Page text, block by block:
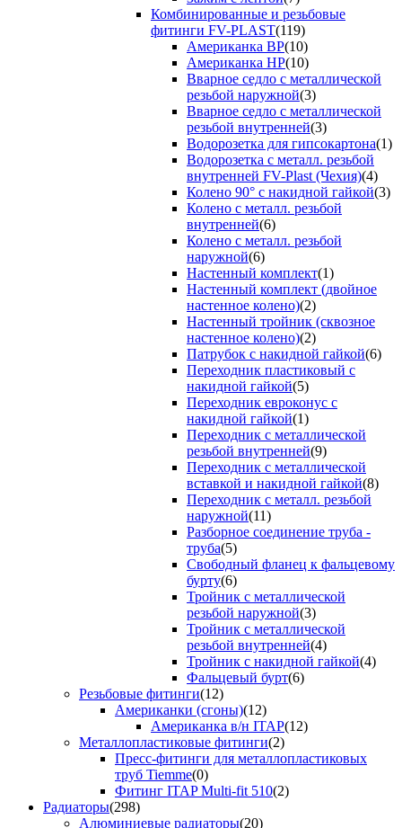
Комбинированные и резьбовые
фитинги FV-PLAST(119)
Американка ВР(10)
Американка НР(10)
Вварное седло с металлической
резьбой наружной(3)
Вварное седло с металлической
резьбой внутренней(3)
Водорозетка для гипсокартона(1)
Водорозетка с металл. резьбой
внутренней FV-Plast (Чехия)(4)
Колено 90° с накидной гайкой(3)
Колено с металл. резьбой
внутренней(6)
Колено с металл. резьбой
наружной(6)
Настенный комплект(1)
Настенный комплект (двойное
настенное колено)(2)
Настенный тройник (сквозное
настенное колено)(2)
Патрубок с накидной гайкой(6)
Переходник пластиковый с
накидной гайкой(5)
Переходник евроконус с
накидной гайкой(1)
Переходник с металлической
резьбой внутренней(9)
Переходник с металлической
вставкой и накидной гайкой(8)
Переходник с металл. резьбой
наружной(11)
Разборное соединение труба -
труба(5)
Свободный фланец к фальцевому
бурту(6)
Тройник с металлической
резьбой наружной(3)
Тройник с металлической
резьбой внутренней(4)
Тройник с накидной гайкой(4)
Фальцевый бурт(6)
Резьбовые фитинги(12)
Американки (сгоны)(12)
Американка в/н ITAP(12)
Металлопластиковые фитинги(2)
Пресс-фитинги для металлопластиковых
труб Tiemme(0)
Фитинг ITAP Multi-fit 510(2)
Радиаторы(298)
Алюминиевые радиаторы(20)